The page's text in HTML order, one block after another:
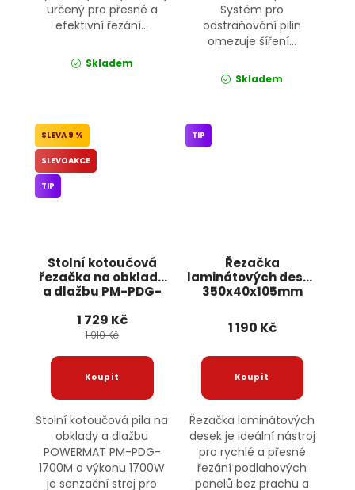
určený pro přesné a
efektivní řezání...
Skladem
Systém pro
odstraňování pilin
omezuje šíření...
Skladem
Stolní kotoučová
řezačka na obklady
a dlažbu PM-PDG-
9 %
SLEVOAKCE
TIP
1 729 Kč
1 910 Kč
Stolní kotoučová pila na
obklady a dlažbu
POWERMAT PM-PDG-
1700M o výkonu 1700W
je senzační stroj pro
Řezačka
laminátových desek
350x40x105mm
TIP
1 190 Kč
Řezačka laminátových
desek je ideální nástroj
pro rychlé a přesné
řezání podlahových
panelů bez prachu a